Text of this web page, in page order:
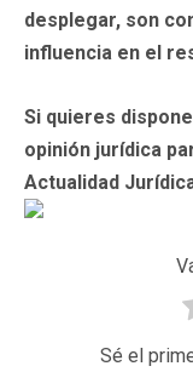
desplegar, son
influencia en el
Si quieres
opinión jurídica
Actualidad
Sé el